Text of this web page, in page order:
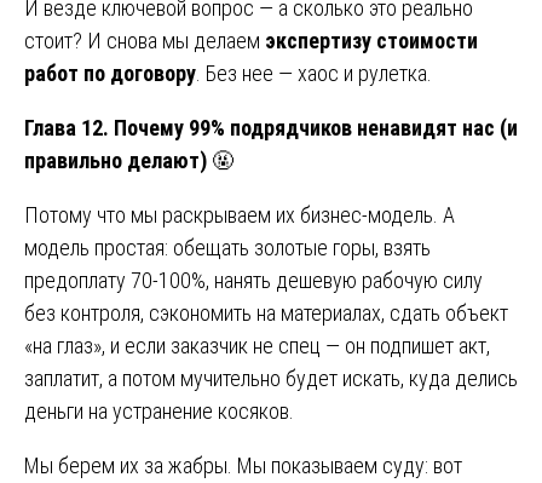
И везде ключевой вопрос — а сколько это реально
стоит? И снова мы делаем экспертизу стоимости
работ по договору . Без нее — хаос и рулетка.
Глава 12. Почему 99% подрядчиков ненавидят нас (и
правильно делают) 🤬
Потому что мы раскрываем их бизнес-модель. А
модель простая: обещать золотые горы, взять
предоплату 70-100%, нанять дешевую рабочую силу
без контроля, сэкономить на материалах, сдать объект
«на глаз», и если заказчик не спец — он подпишет акт,
заплатит, а потом мучительно будет искать, куда делись
деньги на устранение косяков.
Мы берем их за жабры. Мы показываем суду: вот